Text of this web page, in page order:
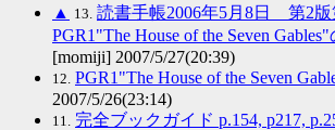
▲ 13. 読書手帳2006年5月8日 第2版
PGR1"The House of the Seven Gables"
[momiji] 2007/5/27(20:39)
12. PGR1"The House of the Seven
2007/5/26(23:14)
11. 完全ブックガイド p.154, p217,